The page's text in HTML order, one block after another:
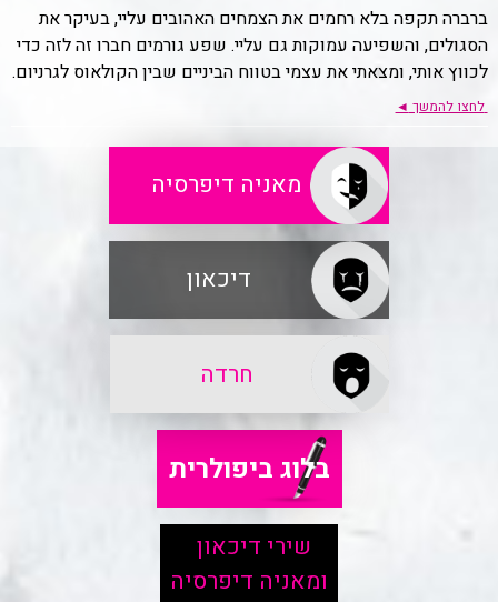
ברברה תקפה בלא רחמים את הצמחים האהובים עליי, בעיקר את
הסגולים, והשפיעה עמוקות גם עליי. שפע גורמים חברו זה לזה כדי
לכווץ אותי, ומצאתי את עצמי בטווח הביניים שבין הקולאוס לגרניום.
לחצו להמשך ◄
בלוג ביפולרית
שירי דיכאון
ומאניה דיפרסיה
דיכאון
מאניה דיפרסיה
חרדה